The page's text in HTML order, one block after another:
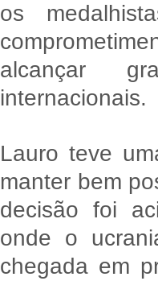
os
alcançar
internacionais.
Lauro teve
manter bem
decisão foi
onde o
chegada em